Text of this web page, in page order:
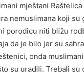
mještani
nemuslimana koji su
porodicu niti bližu
da je bilo jer su
onda
su uradili. Trebali su